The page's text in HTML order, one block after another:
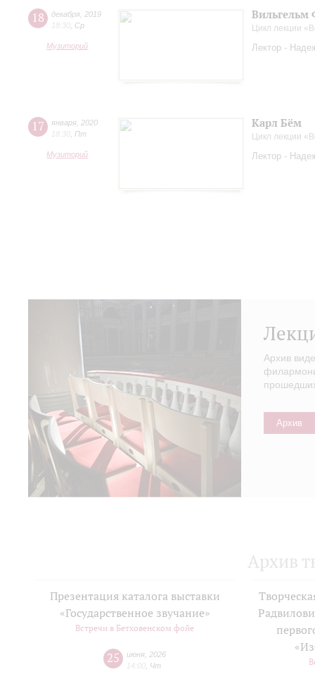
18 декабря 2019
18:30 Ср
Музиторий
Вильгельм
Цикл лекции
Лектор -
17 января 2020
18:30 Пт
Музиторий
Карл Бём
Цикл лекции
Лектор -
Архив
Архив
Архив
Презентация каталога выставки
«Государственное звучание»
Встречи в Бетховенском фойе
25 июня 2026
14:00 Чт